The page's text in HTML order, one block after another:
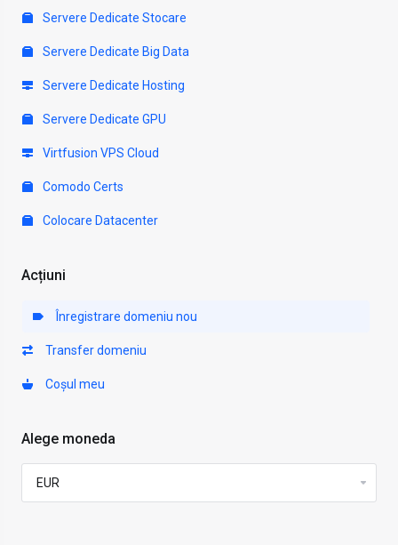
Servere Dedicate Stocare
Servere Dedicate Big Data
Servere Dedicate Hosting
Servere Dedicate GPU
Virtfusion VPS Cloud
Comodo Certs
Colocare Datacenter
Acțiuni
Înregistrare domeniu nou
Transfer domeniu
Coșul meu
Alege moneda